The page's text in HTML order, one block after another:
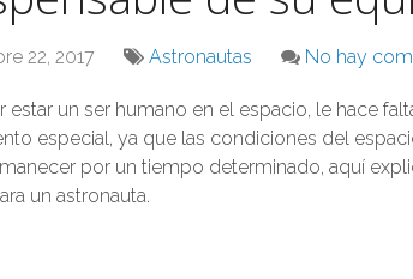
22, 2017 Astronautas No hay
estar un ser humano en el espacio, le hace
especial, ya que las condiciones del
por un tiempo determinado, aquí
un astronauta.